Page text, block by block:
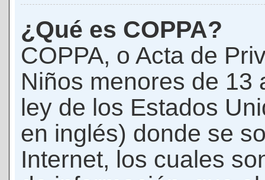
¿Qué es COPPA?
COPPA, o Acta de
Niños menores de 13
ley de los Estados
en inglés) donde se
Internet, los cuales